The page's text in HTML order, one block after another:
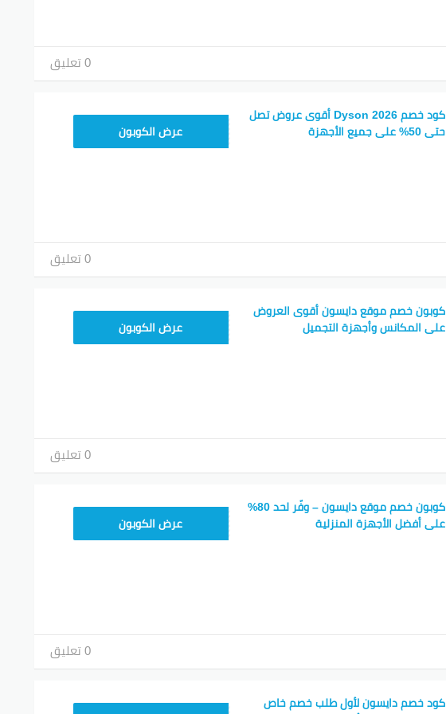
ابدأ التسوق الآن، واغتنم أحلى العروض مع كود خصم دايسون 2026 لتجربة شراء مميزة!
تفاصيل كود الخصم:
الكود:7F1
باقي الخليج
كبير. يتميز السوق السعودي بتنوع احتياجات المستهلكين، لذا تعتبر هذه
تحسين جودة حياتهم باستخدام أجهزة متطورة.
تأتي خطوة دايسون إصدار كود خصم خاص
عروض حصرية تشجع المستهلكين على تجربة منتجاتها. يعتبر هذا الكود من
0 تعليق
كود خصم Dyson 2026 أقوى عروض تصل
حتى 50% على جميع الأجهزة
عرض الكوبون
0 تعليق
كوبون خصم موقع دايسون أقوى العروض
على المكانس وأجهزة التجميل
عرض الكوبون
0 تعليق
كوبون خصم موقع دايسون – وفّر لحد 80%
على أفضل الأجهزة المنزلية
عرض الكوبون
0 تعليق
كود خصم دايسون لأول طلب خصم خاص